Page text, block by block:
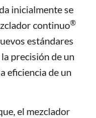
inicialmente se
continuo®
estándares
precisión de un
eficiencia de un
el mezclador